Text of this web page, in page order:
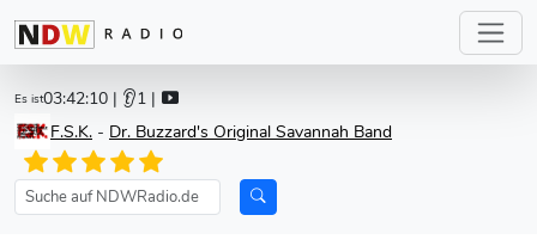
Es ist03:42:10 | 👂1 |
F.S.K. - Dr. Buzzard's Original Savannah Band